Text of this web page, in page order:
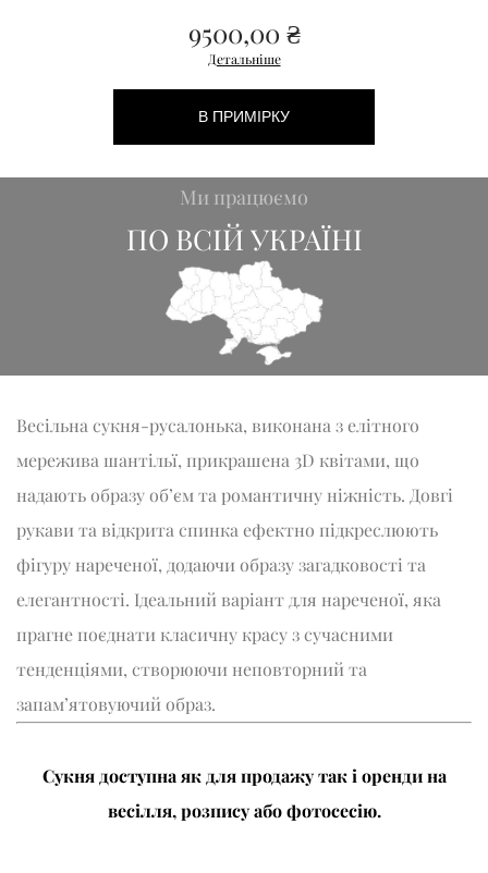
9500,00 ₴
Детальніше
В ПРИМІРКУ
Ми працюємо
ПО ВСІЙ УКРАЇНІ
Весільна сукня-русалонька, виконана з елітного
мережива шантільї, прикрашена 3D квітами, що
надають образу об’єм та романтичну ніжність. Довгі
рукави та відкрита спинка ефектно підкреслюють
фігуру нареченої, додаючи образу загадковості та
елегантності. Ідеальний варіант для нареченої, яка
прагне поєднати класичну красу з сучасними
тенденціями, створюючи неповторний та
запам’ятовуючий образ.
Сукня доступна як для продажу так і оренди на
весілля, розпису або фотосесію.